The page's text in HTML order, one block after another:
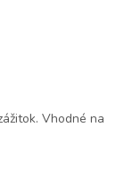
Vhodné na